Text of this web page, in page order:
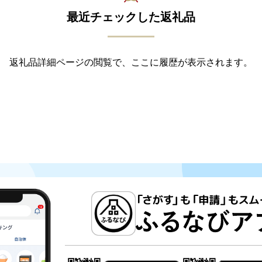
最近チェックした返礼品
返礼品詳細ページの閲覧で、ここに履歴が表示されます。